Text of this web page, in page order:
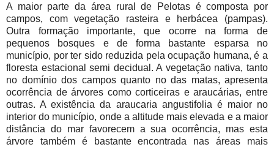
A maior parte da área rural de Pelotas é composta por
campos, com vegetação rasteira e herbácea (pampas).
Outra formação importante, que ocorre na forma de
pequenos bosques e de forma bastante esparsa no
município, por ter sido reduzida pela ocupação humana, é a
floresta estacional semi decidual. A vegetação nativa, tanto
no domínio dos campos quanto no das matas, apresenta
ocorrência de árvores como corticeiras e araucárias, entre
outras. A existência da araucaria angustifolia é maior no
interior do município, onde a altitude mais elevada e a maior
distância do mar favorecem a sua ocorrência, mas esta
árvore também é bastante encontrada nas áreas mais